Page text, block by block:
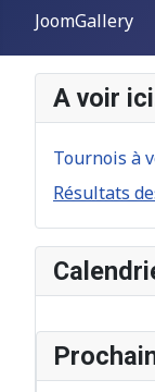
JoomGallery
A voir
Tournois à
Résultats